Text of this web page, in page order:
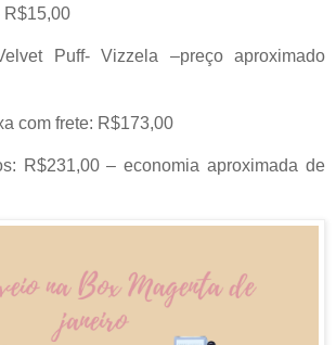
R$15,00
Puff- Vizzela –preço aproximado
com frete: R$173,00
R$231,00 – economia aproximada de